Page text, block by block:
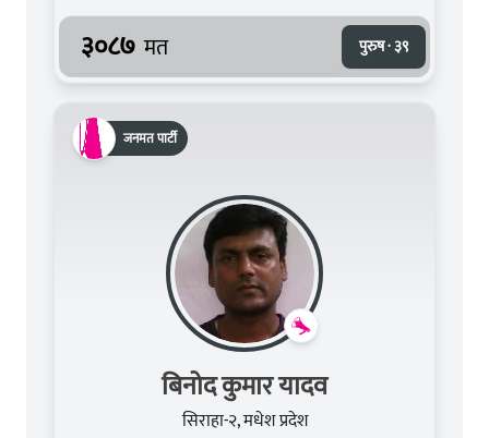
३०८७ मत पुरुष · ३९
जनमत पार्टी
बिनोद कुमार यादव
सिराहा-२, मधेश प्रदेश